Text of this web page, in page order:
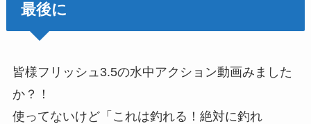
最後に
皆様フリッシュ3.5の水中アクション動画みました
か？！
使ってないけど「これは釣れる！絶対に釣れ